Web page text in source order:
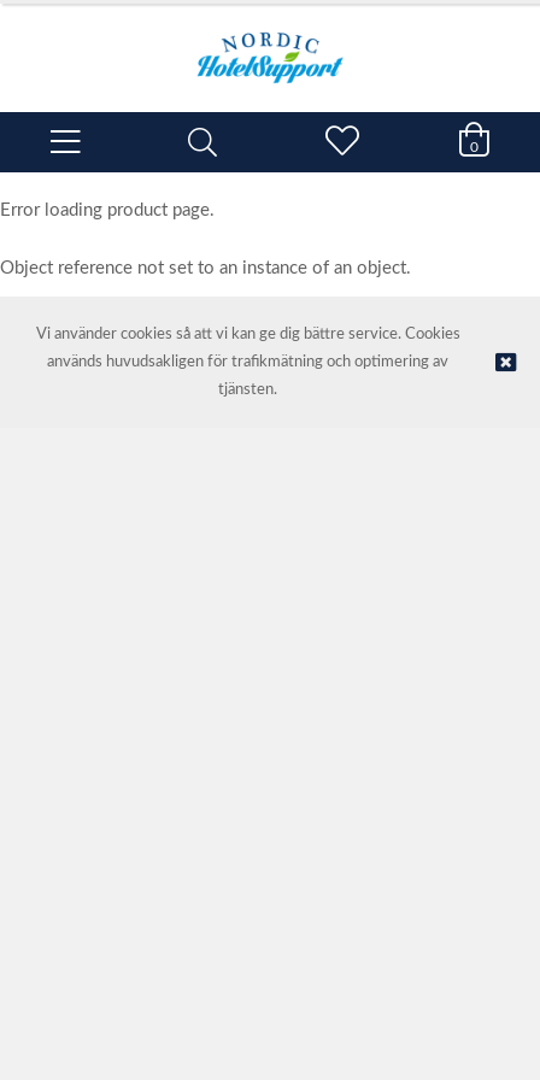
0
Error loading product page.
Object reference not set to an instance of an object.
© NORDIC HOTEL SUPPORT AS | Webbutik tillhandahålls av
Kréatif
AS
Vi använder cookies så att vi kan ge dig bättre service. Cookies
används huvudsakligen för trafikmätning och optimering av
tjänsten.